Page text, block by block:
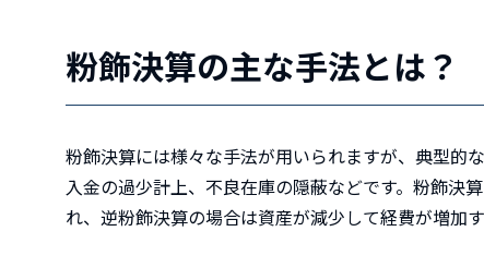
粉飾決算の主な手法とは？
粉飾決算には様々な手法が用いられますが、典型的
入金の過少計上、不良在庫の隠蔽などです。粉飾決
れ、逆粉飾決算の場合は資産が減少して経費が増加